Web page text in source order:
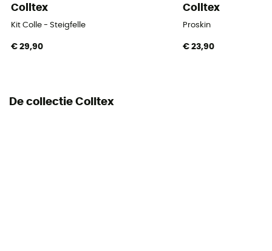
Colltex
Kit Colle - Steigfelle
€ 29,90
Colltex
Proskin
€ 23,90
De collectie Colltex